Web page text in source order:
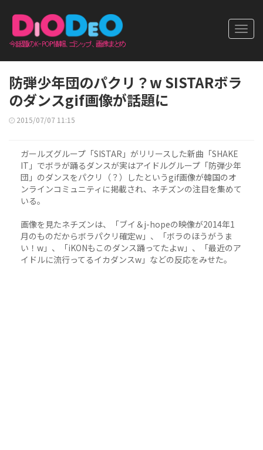
防弾少年団のパクリ？w SISTARボラ
のダンスgif画像が話題に
2015/07/07 11:15
ガールズグループ「SISTAR」がリリースした新曲「SHAKE
IT」でボラが踊るダンスが実はアイドルグループ「防弾少年
団」のダンスをパクリ（？）したというgif画像が韓国のオ
ンラインコミュニティに掲載され、ネチズンの注目を集めて
いる。
画像を見たネチズンは、「ブイ＆j-hopeの映像が2014年1
月のものだからボラパクリ確定w」、「ボラのほうがうま
い！w」、「iKONもこのダンス踊ってたよw」、「最近のア
イドルに流行ってるイカダンスw」などの反応をみせた。